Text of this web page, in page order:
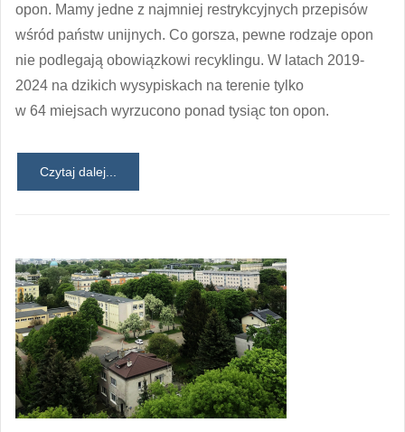
opon. Mamy jedne z najmniej restrykcyjnych przepisów
wśród państw unijnych. Co gorsza, pewne rodzaje opon
nie podlegają obowiązkowi recyklingu. W latach 2019-
2024 na dzikich wysypiskach na terenie tylko
w 64 miejsach wyrzucono ponad tysiąc ton opon.
Czytaj dalej...